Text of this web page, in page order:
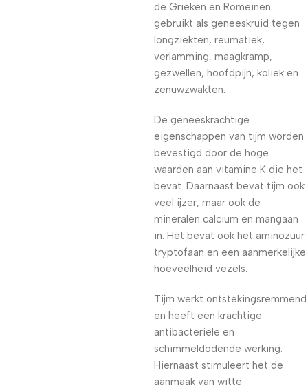
de Grieken en Romeinen
gebruikt als geneeskruid tegen
longziekten, reumatiek,
verlamming, maagkramp,
gezwellen, hoofdpijn, koliek en
zenuwzwakten.
De geneeskrachtige
eigenschappen van tijm worden
bevestigd door de hoge
waarden aan vitamine K die het
bevat. Daarnaast bevat tijm ook
veel ijzer, maar ook de
mineralen calcium en mangaan
in. Het bevat ook het aminozuur
tryptofaan en een aanmerkelijke
hoeveelheid vezels.
Tijm werkt ontstekingsremmend
en heeft een krachtige
antibacteriële en
schimmeldodende werking.
Hiernaast stimuleert het de
aanmaak van witte